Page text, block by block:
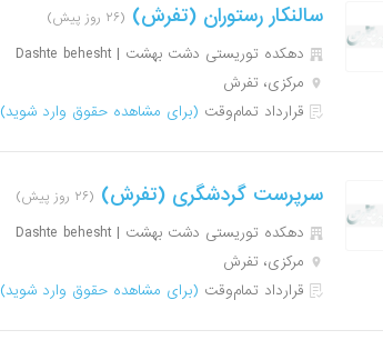
سالنکار رستوران (تفرش) (۲۶ روز پیش)
دهکده توریستی دشت بهشت | Dashte behesht
مرکزی، تفرش
قرارداد تمام‌وقت (برای مشاهده حقوق وارد شوید)
سرپرست گردشگری (تفرش) (۲۶ روز پیش)
دهکده توریستی دشت بهشت | Dashte behesht
مرکزی، تفرش
قرارداد تمام‌وقت (برای مشاهده حقوق وارد شوید)